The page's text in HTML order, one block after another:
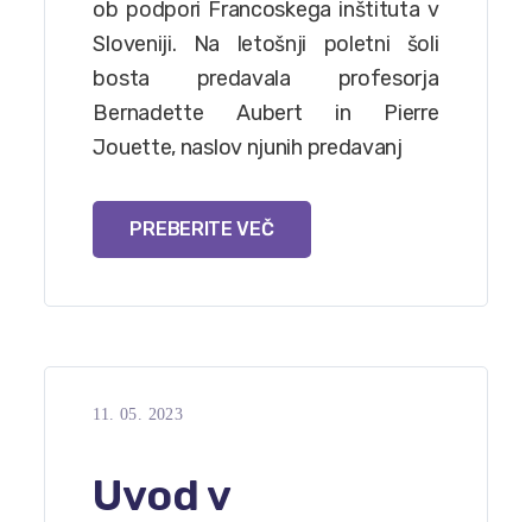
ob podpori Francoskega inštituta v
Sloveniji. Na letošnji poletni šoli
bosta predavala profesorja
Bernadette Aubert in Pierre
Jouette, naslov njunih predavanj
PREBERITE VEČ
11. 05. 2023
Uvod v